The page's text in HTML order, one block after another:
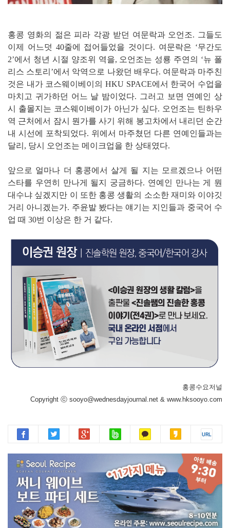
홍콩 영화의 젊은 피라 각광 받던 여문락과 오언조. 그들도
이제 어느덧 40줄에 접어들었을 것이다. 여문락은 ‘무간도
2’에서 청년 시절 양조위 역을, 오언조는 성룡 주연의 ‘뉴 폴
리스 스토리’에서 악역으로 나왔던 배우다. 여문락과 마주친
것은 내가 코스웨이베이의 HKU SPACE에서 한국어 수업을
마치고 귀가하던 어느 날 밤이었다. 그러고 보면 연예인 상
시 출몰지는 코스웨이베이가 아닌가 싶다. 오언조는 틴하우
역 근처에서 잠시 뭔가를 사기 위해 봉고차에서 내리던 순간
내 시선에 포착되었다. 위에서 마주쳤던 다른 연예인들과는
달리, 당시 오언조는 메이크업을 한 상태였다.
앞으로 얼마나 더 홍콩에서 살게 될 지는 모르겠으나 어떤
스타를 우연히 만나게 될지 궁금하다. 연예인 만나는 게 뭔
대수냐 싶겠지만 이 또한 홍콩 생활의 소소한 재미와 이야깃
거리 아니겠는가. 주윤발 봤다는 얘기는 지인들과 중국어 수
업 때 30번 이상은 한 거 같다.
홍콩수요저널
Copyright ⓒ sooyo@wednesdayjournal.net & www.hksooyo.com